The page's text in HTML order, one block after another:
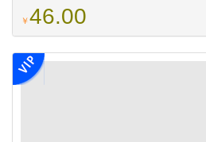
￥46.00